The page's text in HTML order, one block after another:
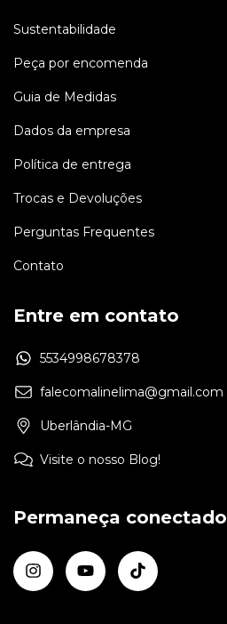
Sustentabilidade
Peça por encomenda
Guia de Medidas
Dados da empresa
Política de entrega
Trocas e Devoluções
Perguntas Frequentes
Contato
Entre em contato
5534998678378
falecomalinelima@gmail.com
Uberlândia-MG
Visite o nosso Blog!
Permaneça conectado